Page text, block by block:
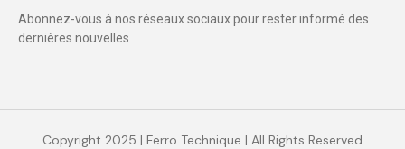
Abonnez-vous à nos réseaux sociaux pour rester informé des
dernières nouvelles
Copyright 2025 | Ferro Technique | All Rights Reserved